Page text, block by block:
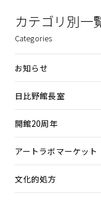
カテゴリ別一
Categories
お知らせ
日比野館長室
開館20周年
アートラボマーケット
文化的処方